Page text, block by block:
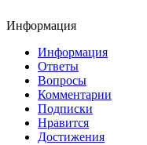
Информация
Информация
Ответы
Вопросы
Комментарии
Подписки
Нравится
Достижения